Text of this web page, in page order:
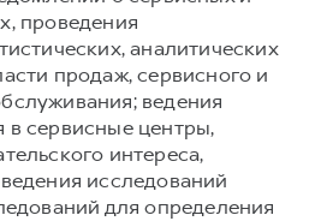
проведения
аналитических
продаж, сервисного и
ведения
сервисные центры,
интереса,
исследований
для определения